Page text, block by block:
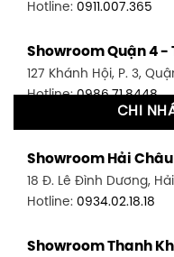
Hotline: 0911.007.365
Showroom Quận 4 -
127 Khánh Hội, P. 3,
Hotline:0986.71.8448
1411 Đường 3/2, P. 16,
Hotline:0906.256.759
1448 Huỳnh Tấn Phát,
CHI
Showroom Hải
18 Đ. Lê Đình Dương,
Hotline: 0934.02.18.18
Showroom Thanh